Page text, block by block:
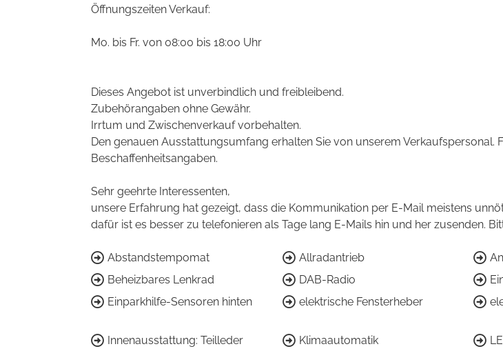
Öffnungszeiten Verkauf:
Mo. bis Fr. von 08:00 bis 18:00 Uhr
Dieses Angebot ist unverbindlich und freibleibend.
Zubehörangaben ohne Gewähr.
Irrtum und Zwischenverkauf vorbehalten.
Den genauen Ausstattungsumfang erhalten Sie von unserem
Beschaffenheitsangaben.
Sehr geehrte Interessenten,
unsere Erfahrung hat gezeigt, dass die Kommunikation per E-Mail meistens
dafür ist es besser zu telefonieren als Tage lang E-Mails hin und her zusenden.
Abstandstempomat Allradantrieb
Beheizbares Lenkrad
DAB-Radio
Einparkhilfe-Sensoren hinten
elektrische Fensterheber
Innenausstattung: Teilleder
Klimaautomatik